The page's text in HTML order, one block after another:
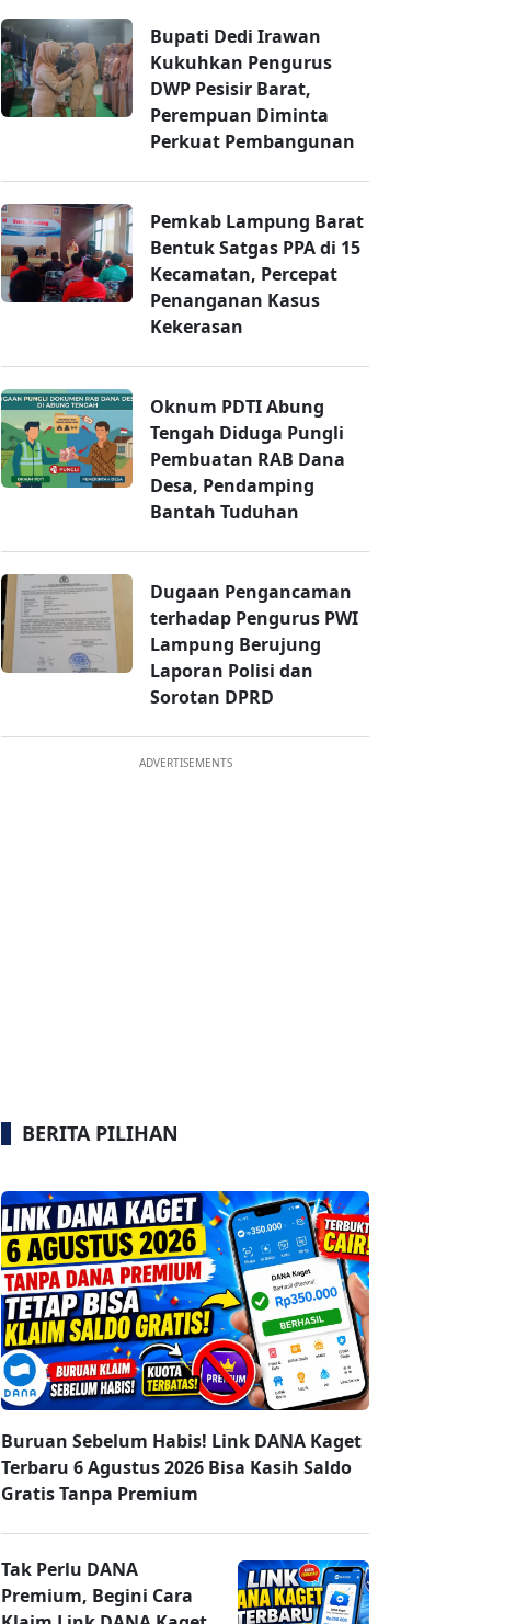
Bupati Dedi Irawan
Kukuhkan Pengurus
DWP Pesisir Barat,
Perempuan Diminta
Perkuat Pembangunan
Pemkab Lampung Barat
Bentuk Satgas PPA di 15
Kecamatan, Percepat
Penanganan Kasus
Kekerasan
Oknum PDTI Abung
Tengah Diduga Pungli
Pembuatan RAB Dana
Desa, Pendamping
Bantah Tuduhan
Dugaan Pengancaman
terhadap Pengurus PWI
Lampung Berujung
Laporan Polisi dan
Sorotan DPRD
ADVERTISEMENTS
BERITA PILIHAN
Buruan Sebelum Habis! Link DANA Kaget
Terbaru 6 Agustus 2026 Bisa Kasih Saldo
Gratis Tanpa Premium
Tak Perlu DANA
Premium, Begini Cara